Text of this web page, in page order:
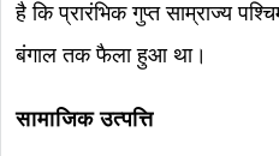
है कि प्रारंभिक गुप्त साम्राज्य
बंगाल तक फैला हुआ था।
सामाजिक उत्पत्ति